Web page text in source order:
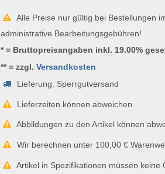
Alle Preise nur gültig bei Bestellungen
administrative Bearbeitungsgebühren!
* = Bruttopreisangaben inkl. 19.00%
** = zzgl.Versandkosten
Lieferung: Sperrgutversand
Lieferzeiten können abweichen.
Abbildungen zu den Artikel können
Wir berechnen unter 100,00 €
Artikel in Spezifikationen müssen keine